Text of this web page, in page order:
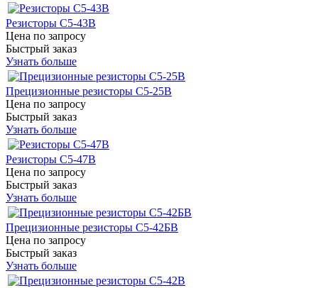
Резисторы С5-43В
Цена по запросу
Быстрый заказ
Узнать больше
Прецизионные резисторы С5-25В
Цена по запросу
Быстрый заказ
Узнать больше
Резисторы С5-47В
Цена по запросу
Быстрый заказ
Узнать больше
Прецизионные резисторы С5-42БВ
Цена по запросу
Быстрый заказ
Узнать больше